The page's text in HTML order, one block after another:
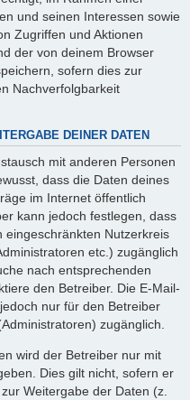
und seinen Interessen sowie
Zugriffen und Aktionen
der von deinem Browser
sofern dies zur
Nachverfolgbarkeit
DEINER DATEN
mit anderen Personen
dass die Daten deines
im Internet öffentlich
kann jedoch festlegen, dass
Nutzerkreis
etc.) zugänglich
nach entsprechenden
den Betreiber. Die E-Mail-
nur für den Betreiber
zugänglich.
wird der Betreiber nur mit
Dies gilt nicht, sofern er
Weitergabe der Daten (z.